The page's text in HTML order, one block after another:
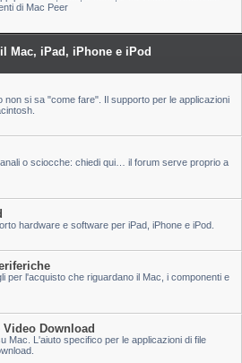
di Mac Peer
Mac, iPad, iPhone e iPod
non si sa "come fare". Il supporto per le applicazioni
o sciocche: chiedi qui… il forum serve proprio a
hardware e software per iPad, iPhone e iPod.
per l'acquisto che riguardano il Mac, i componenti e
Download
Mac. L'aiuto specifico per le applicazioni di file